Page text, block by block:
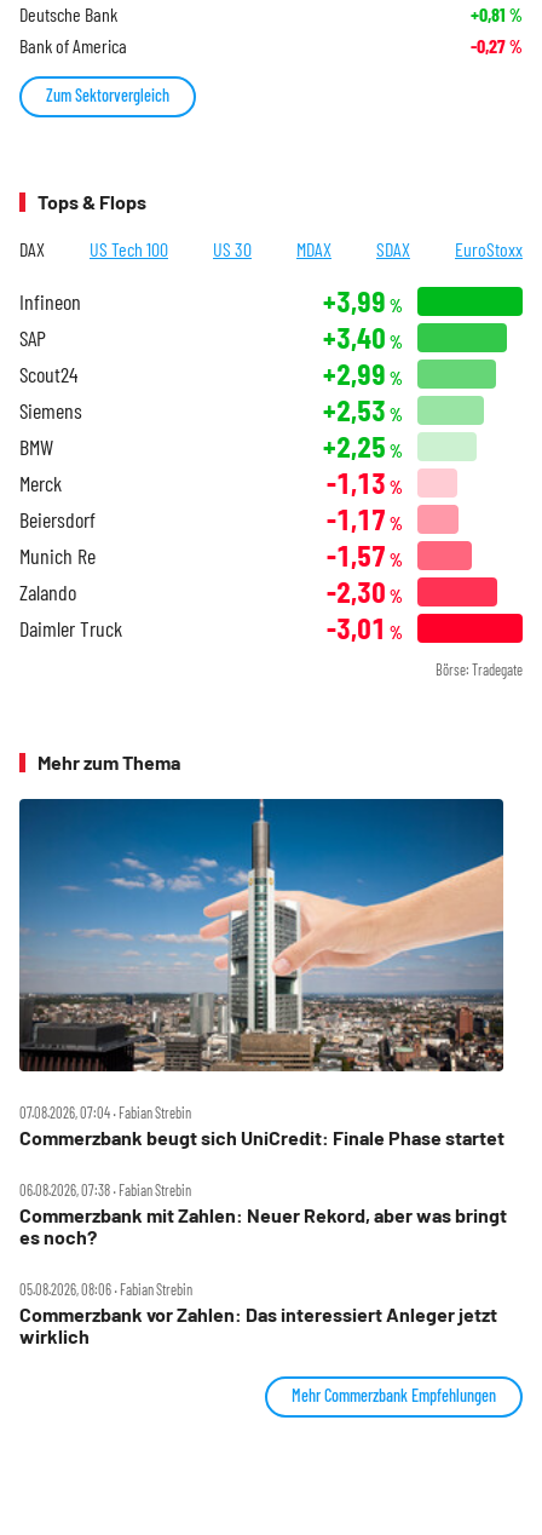
Deutsche Bank +0,81 %
Bank of America -0,27%
Zum Sektorvergleich
Tops & Flops
DAX US Tech 100 US 30 MDAX SDAX EuroStoxx
Infineon +3,99 %
SAP +3,40 %
Scout24 +2,99 %
Siemens +2,53 %
BMW +2,25 %
Merck -1,13 %
Beiersdorf -1,17 %
Munich Re -1,57 %
Zalando -2,30 %
Daimler Truck -3,01 %
Börse: Tradegate
Mehr zum Thema
07.08.2026, 07:04 ‧ Fabian Strebin
Commerzbank beugt sich UniCredit: Finale Phase startet
06.08.2026, 07:38 ‧ Fabian Strebin
Commerzbank mit Zahlen: Neuer Rekord, aber was bringt
es noch?
05.08.2026, 08:06 ‧ Fabian Strebin
Commerzbank vor Zahlen: Das interessiert Anleger jetzt
wirklich
Mehr Commerzbank Empfehlungen